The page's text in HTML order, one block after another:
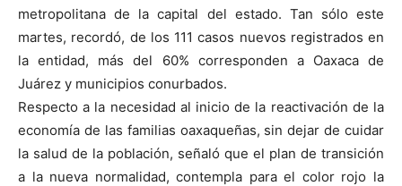
metropolitana de la capital del estado. Tan sólo este
martes, recordó, de los 111 casos nuevos registrados en
la entidad, más del 60% corresponden a Oaxaca de
Juárez y municipios conurbados.
Respecto a la necesidad al inicio de la reactivación de la
economía de las familias oaxaqueñas, sin dejar de cuidar
la salud de la población, señaló que el plan de transición
a la nueva normalidad, contempla para el color rojo la